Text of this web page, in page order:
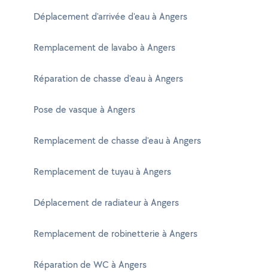
Déplacement d'arrivée d'eau à Angers
Remplacement de lavabo à Angers
Réparation de chasse d'eau à Angers
Pose de vasque à Angers
Remplacement de chasse d'eau à Angers
Remplacement de tuyau à Angers
Déplacement de radiateur à Angers
Remplacement de robinetterie à Angers
Réparation de WC à Angers